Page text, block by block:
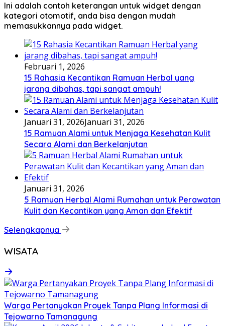
Ini adalah contoh keterangan untuk widget dengan
kategori otomotif, anda bisa dengan mudah
memasukkannya pada widget.
Februari 1, 2026
15 Rahasia Kecantikan Ramuan Herbal yang
jarang dibahas, tapi sangat ampuh!
Januari 31, 2026Januari 31, 2026
15 Ramuan Alami untuk Menjaga Kesehatan Kulit
Secara Alami dan Berkelanjutan
Januari 31, 2026
5 Ramuan Herbal Alami Rumahan untuk Perawatan
Kulit dan Kecantikan yang Aman dan Efektif
Selengkapnya
WISATA
Warga Pertanyakan Proyek Tanpa Plang Informasi di
Tejowarno Tamanagung